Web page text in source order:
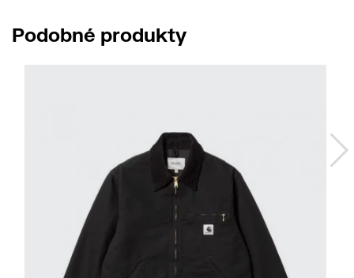
Podobné produkty